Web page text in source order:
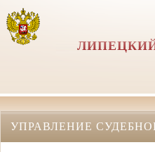
УПРАВЛЕНИЕ